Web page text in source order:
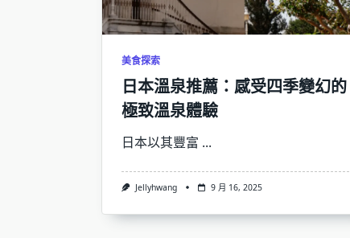
美食探索
日本溫泉推薦：感受四季變幻的
極致溫泉體驗
日本以其豐富 ...
Jellyhwang 9 月 16, 2025